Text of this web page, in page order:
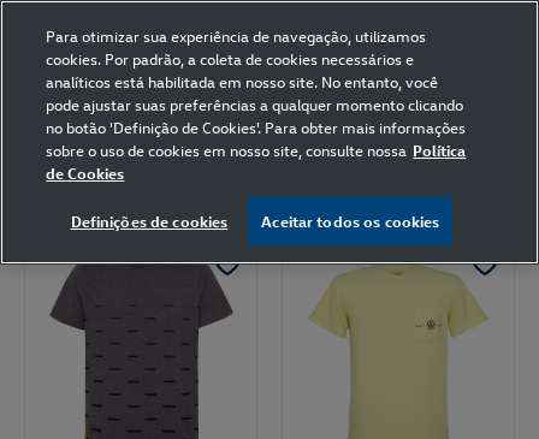
Home Volkswagen Vestuário Camiseta Cinza 602
FILTRAR
Para otimizar sua experiência de navegação, utilizamos
cookies. Por padrão, a coleta de cookies necessários e
analíticos está habilitada em nosso site. No entanto, você
pode ajustar suas preferências a qualquer momento clicando
no botão 'Definição de Cookies'. Para obter mais informações
sobre o uso de cookies em nosso site, consulte nossa Política
de Cookies
Definições de cookies Aceitar todos os cookies